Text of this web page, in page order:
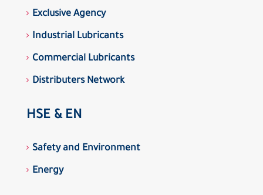
Exclusive Agency
Industrial Lubricants
Commercial Lubricants
Distributers Network
HSE & EN
Safety and Environment
Energy